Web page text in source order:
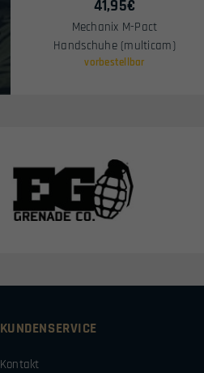
41,95€
Mechanix M-Pact
Handschuhe (multicam)
vorbestellbar
KUNDENSERVICE
Kontakt